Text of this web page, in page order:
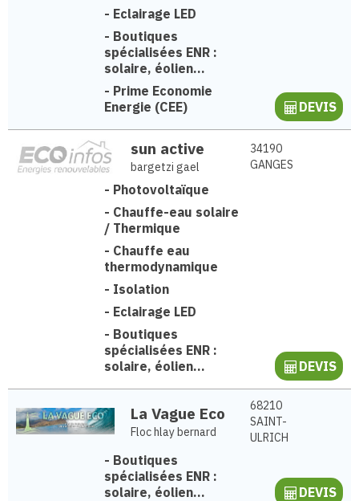
- Eclairage LED
- Boutiques
spécialisées ENR :
solaire, éolien...
- Prime Economie
Energie (CEE)
DEVIS
sun active
bargetzi gael
34190
GANGES
- Photovoltaïque
- Chauffe-eau solaire
/ Thermique
- Chauffe eau
thermodynamique
- Isolation
- Eclairage LED
- Boutiques
spécialisées ENR :
solaire, éolien...
DEVIS
La Vague Eco
Floc hlay bernard
68210
SAINT-
ULRICH
- Boutiques
spécialisées ENR :
solaire, éolien...
DEVIS